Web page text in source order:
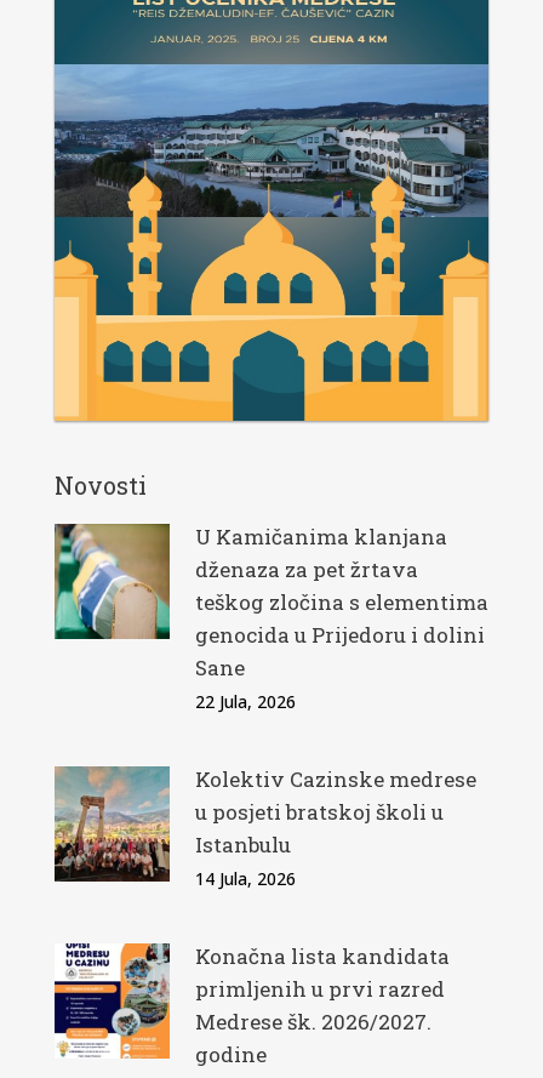
Novosti
U Kamičanima klanjana
dženaza za pet žrtava
teškog zločina s elementima
genocida u Prijedoru i dolini
Sane
22 Jula, 2026
Kolektiv Cazinske medrese
u posjeti bratskoj školi u
Istanbulu
14 Jula, 2026
Konačna lista kandidata
primljenih u prvi razred
Medrese šk. 2026/2027.
godine